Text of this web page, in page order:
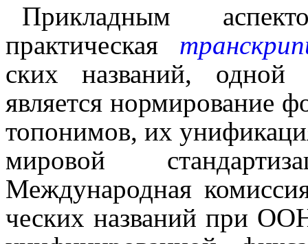
Прикладным
практическая
ских названий, одной
является нормирование
топонимов, их
мировой
Международная
че­ских названий при